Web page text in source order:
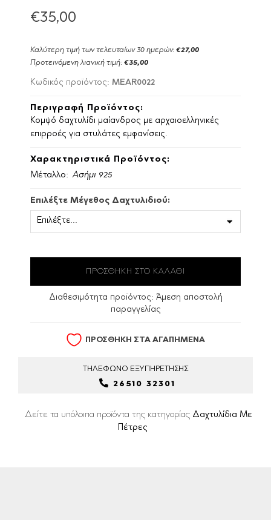
€35,00
Καλύτερη τιμή των τελευταίων 30 ημερών: €27,00
Προτεινόμενη λιανική τιμή: €35,00
Κωδικός προϊόντος: MEAR0022
Περιγραφή Προϊόντος:
Κομψό δαχτυλίδι μαίανδρος με αρχαιοελληνικές
επιρροές για στυλάτες εμφανίσεις.
Χαρακτηριστικά Προϊόντος:
Μέταλλο: Ασήμι 925
Επιλέξτε Μέγεθος Δαχτυλιδιού:
Διαθεσιμότητα προϊόντος: Άμεση αποστολή
παραγγελίας
ΠΡΟΣΘΗΚΗ ΣΤΑ ΑΓΑΠΗΜΕΝΑ
ΤΗΛΕΦΩΝΟ ΕΞΥΠΗΡΕΤΗΣΗΣ
26510 32301
Δείτε τα υπόλοιπα προϊόντα της κατηγορίας Δαχτυλίδια Με
Πέτρες